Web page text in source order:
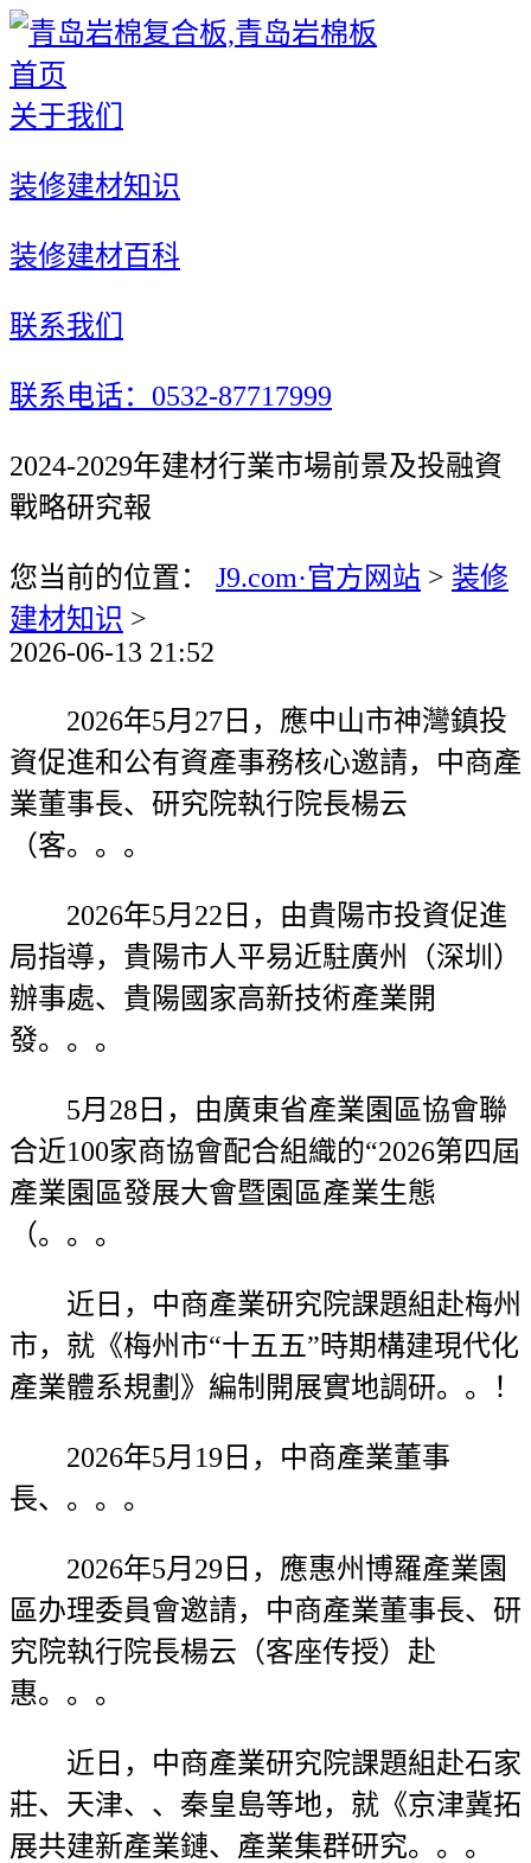
首页
关于我们
装修建材知识
装修建材百科
联系我们
联系电话：0532-87717999
2024-2029年建材行業市場前景及投融資
戰略研究報
您当前的位置： J9.com·官方网站 > 装修
建材知识 >
2026-06-13 21:52
2026年5月27日，應中山市神灣鎮投
資促進和公有資產事務核心邀請，中商產
業董事長、研究院執行院長楊云
（客。。。
2026年5月22日，由貴陽市投資促進
局指導，貴陽市人平易近駐廣州（深圳）
辦事處、貴陽國家高新技術產業開
發。。。
5月28日，由廣東省產業園區協會聯
合近100家商協會配合組織的“2026第四屆
產業園區發展大會暨園區產業生態
（。。。
近日，中商產業研究院課題組赴梅州
市，就《梅州市“十五五”時期構建現代化
產業體系規劃》編制開展實地調研。。！
2026年5月19日，中商產業董事
長、。。。
2026年5月29日，應惠州博羅產業園
區办理委員會邀請，中商產業董事長、研
究院執行院長楊云（客座传授）赴
惠。。。
近日，中商產業研究院課題組赴石家
莊、天津、、秦皇島等地，就《京津冀拓
展共建新產業鏈、產業集群研究。。。